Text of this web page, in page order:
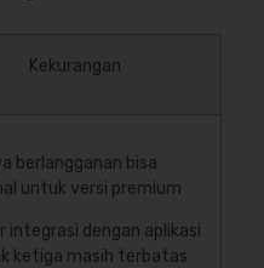
Kekurangan
berlangganan bisa
untuk versi premium
integrasi dengan aplikasi
ketiga masih terbatas